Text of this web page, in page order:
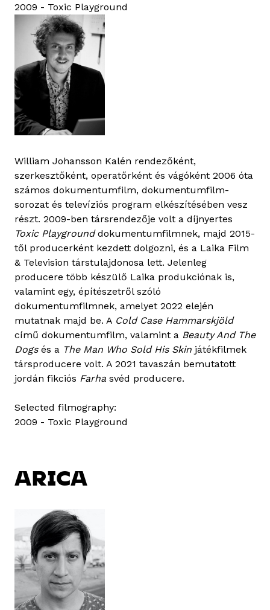
2009 - Toxic Playground
William Johansson Kalén rendezőként,
szerkesztőként, operatőrként és vágóként 2006 óta
számos dokumentumfilm, dokumentumfilm-
sorozat és televíziós program elkészítésében vesz
részt. 2009-ben társrendezője volt a díjnyertes
Toxic Playgrounddokumentumfilmnek, majd 2015-
től producerként kezdett dolgozni, és a Laika Film
& Television társtulajdonosa lett. Jelenleg
producere több készülő Laika produkciónak is,
valamint egy, építészetről szóló
dokumentumfilmnek, amelyet 2022 elején
mutatnak majd be. A Cold Case Hammarskjöld
című dokumentumfilm, valamint a Beauty And The
Dogsés a The Man Who Sold His Skin játékfilmek
társproducere volt. A 2021 tavaszán bemutatott
jordán fikciós Farha svéd producere.
Selected filmography:
2009 - Toxic Playground
ARICA